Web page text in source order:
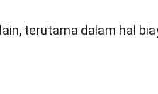
terutama dalam hal